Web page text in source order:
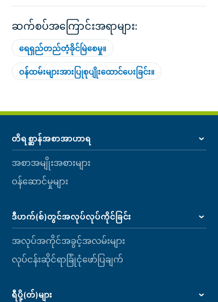
ဆက်စပ်အကြောင်းအရာများ:
ရေရှည်တည်တံ့ခိုင်မြဲစေမှု။
ဝန်ထမ်းများအားပြုစုပျိုးထောင်ပေးခြင်း။
တိရစ္ဆာန်အစာအာဟာရ
အစာအမျိုးအစားများ
ဝန်ဆောင်မှုများ
ဒီဟက်(စ်)တွင်အလုပ်လုပ်ကိုင်ခြင်း
အလုပ်အကိုင်အခွင့်အလမ်းများ
လုပ်ငန်းဆိုင်ရာခြုံငုံဖော်ပြချက်
ရီပို့(တ်)များ